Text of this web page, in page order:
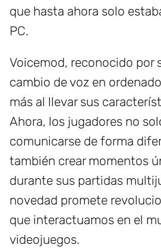
que hasta ahora solo
PC.
Voicemod, reconocido por
cambio de voz en
más al llevar sus
Ahora, los jugadores no
comunicarse de forma
también crear momentos
durante sus partidas
novedad promete
que interactuamos en el
videojuegos.